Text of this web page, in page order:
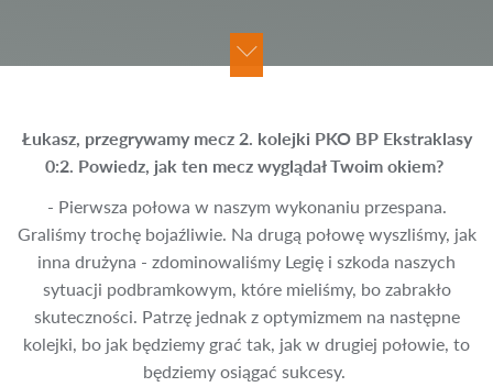
Łukasz, przegrywamy mecz 2. kolejki PKO BP Ekstraklasy
0:2. Powiedz, jak ten mecz wyglądał Twoim okiem?
- Pierwsza połowa w naszym wykonaniu przespana.
Graliśmy trochę bojaźliwie. Na drugą połowę wyszliśmy, jak
inna drużyna - zdominowaliśmy Legię i szkoda naszych
sytuacji podbramkowym, które mieliśmy, bo zabrakło
skuteczności. Patrzę jednak z optymizmem na następne
kolejki, bo jak będziemy grać tak, jak w drugiej połowie, to
będziemy osiągać sukcesy.